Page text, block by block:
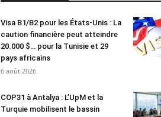
Visa B1/B2 pour les États-Unis : La
caution financière peut atteindre
20.000 $… pour la Tunisie et 29
pays africains
6 août 2026
COP31 à Antalya : L’UpM et la
Turquie mobilisent le bassin